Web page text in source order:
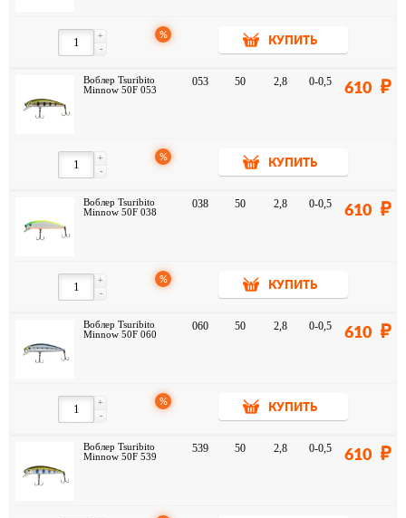
-
+ %
КУПИТЬ
Воблер Tsuribito
Minnow 50F 053
053 50 2,8 0-0,5 610
-
+ %
КУПИТЬ
Воблер Tsuribito
Minnow 50F 038
038 50 2,8 0-0,5 610
-
+ %
КУПИТЬ
Воблер Tsuribito
Minnow 50F 060
060 50 2,8 0-0,5 610
-
+ %
КУПИТЬ
Воблер Tsuribito
Minnow 50F 539
539 50 2,8 0-0,5 610